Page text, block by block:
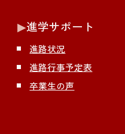
▶︎進学サポート
進路状況
進路行事予定表
卒業生の声